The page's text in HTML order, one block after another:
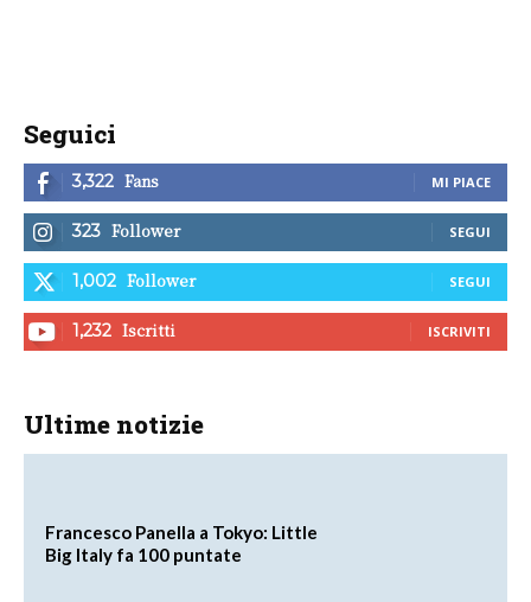
Seguici
3,322 Fans MI PIACE
323 Follower SEGUI
1,002 Follower SEGUI
1,232 Iscritti ISCRIVITI
Ultime notizie
Francesco Panella a Tokyo: Little
Big Italy fa 100 puntate